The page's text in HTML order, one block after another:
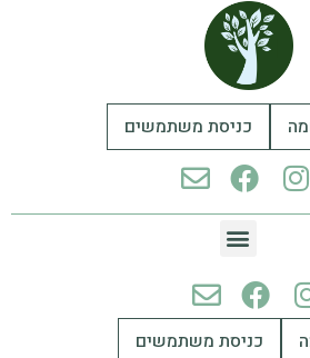
כניסת משתמשים
כניסת משתמשים